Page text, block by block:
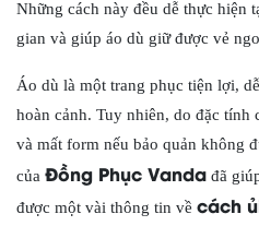
Những cách này đều dễ thực hiện
gian và giúp áo dù giữ được vẻ
Áo dù là một trang phục tiện lợi,
hoàn cảnh. Tuy nhiên, do đặc tính
và mất form nếu bảo quản không
của Đồng Phục Vanda đã
được một vài thông tin về cách